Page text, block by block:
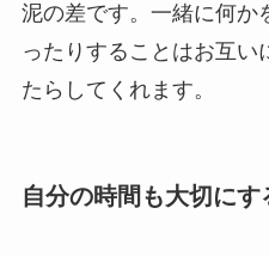
泥の差です。一緒に何か
ったりすることはお互い
たらしてくれます。
自分の時間も大切にす